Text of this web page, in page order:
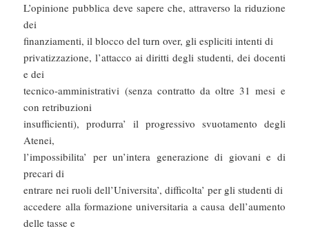
L’opinione pubblica deve sapere che, attraverso la riduzione
dei
finanziamenti, il blocco del turn over, gli espliciti intenti di
privatizzazione, l’attacco ai diritti degli studenti, dei docenti
e dei
tecnico-amministrativi (senza contratto da oltre 31 mesi e
con retribuzioni
insufficienti), produrra’ il progressivo svuotamento degli
Atenei,
l’impossibilita’ per un’intera generazione di giovani e di
precari di
entrare nei ruoli dell’Universita’, difficolta’ per gli studenti di
accedere alla formazione universitaria a causa dell’aumento
delle tasse e